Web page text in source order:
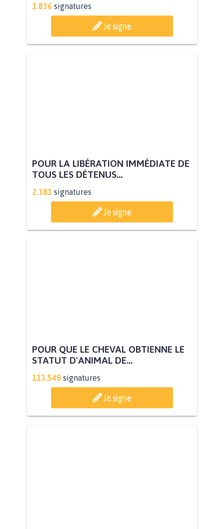
1.836 signatures
Je signe
POUR LA LIBÉRATION IMMÉDIATE DE
TOUS LES DÉTENUS...
2.181 signatures
Je signe
POUR QUE LE CHEVAL OBTIENNE LE
STATUT D'ANIMAL DE...
113.548 signatures
Je signe